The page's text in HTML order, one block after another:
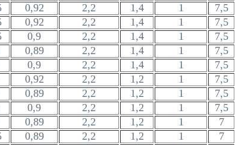
0,92 2,2 1,4 1
7,5
0,92 2,2 1,4 1
7,5
0,9 2,2 1,4 1
7,5
0,89 2,2 1,4 1
7,5
0,9 2,2 1,4 1
7,5
0,92 2,2 1,2 1
7,5
0,89 2,2 1,2 1
7,5
0,9 2,2 1,2 1
7,5
0,89 2,2 1,2 1
7
0,89 2,2 1,2 1
7